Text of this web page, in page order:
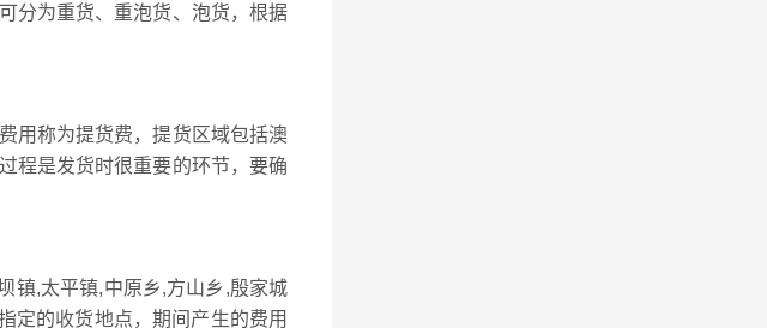
分为重货、重泡货、泡货，根据
用称为提货费，提货区域包括澳
程是发货时很重要的环节，要确
镇,太平镇,中原乡,方山乡,殷家城
定的收货地点，期间产生的费用